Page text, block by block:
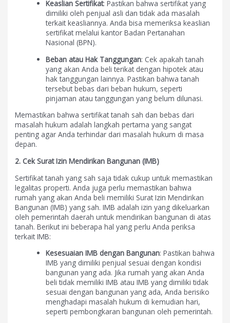
Keaslian Sertifikat: Pastikan bahwa sertifikat yang
dimiliki oleh penjual asli dan tidak ada masalah
terkait keasliannya. Anda bisa memeriksa keaslian
sertifikat melalui kantor Badan Pertanahan
Nasional (BPN).
Beban atau Hak Tanggungan: Cek apakah tanah
yang akan Anda beli terikat dengan hipotek atau
hak tanggungan lainnya. Pastikan bahwa tanah
tersebut bebas dari beban hukum, seperti
pinjaman atau tanggungan yang belum dilunasi.
Memastikan bahwa sertifikat tanah sah dan bebas dari
masalah hukum adalah langkah pertama yang sangat
penting agar Anda terhindar dari masalah hukum di masa
depan.
2. Cek Surat Izin Mendirikan Bangunan (IMB)
Sertifikat tanah yang sah saja tidak cukup untuk memastikan
legalitas properti. Anda juga perlu memastikan bahwa
rumah yang akan Anda beli memiliki Surat Izin Mendirikan
Bangunan (IMB) yang sah. IMB adalah izin yang dikeluarkan
oleh pemerintah daerah untuk mendirikan bangunan di atas
tanah. Berikut ini beberapa hal yang perlu Anda periksa
terkait IMB:
Kesesuaian IMB dengan Bangunan: Pastikan bahwa
IMB yang dimiliki penjual sesuai dengan kondisi
bangunan yang ada. Jika rumah yang akan Anda
beli tidak memiliki IMB atau IMB yang dimiliki tidak
sesuai dengan bangunan yang ada, Anda berisiko
menghadapi masalah hukum di kemudian hari,
seperti pembongkaran bangunan oleh pemerintah.